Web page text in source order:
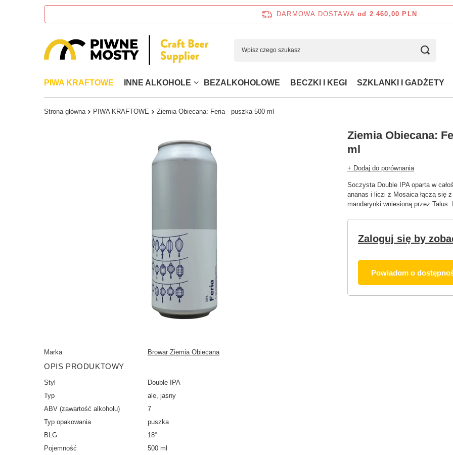
DARMOWA DOSTAWA od 2 460,00 PLN
PIWA KRAFTOWE INNE ALKOHOLE BEZALKOHOLOWE BECZKI I KEGI SZKLANKI I GADŻETY
Strona główna PIWA KRAFTOWE Ziemia Obiecana: Feria - puszka 500 ml
Ziemia Obiecana:
ml
+ Dodaj do porównania
Soczysta Double IPA oparta w
ananas i liczi z Mosaica łączą się
mandarynki wniesioną przez
Zaloguj się by
Powiadom o
Marka Browar Ziemia Obiecana
OPIS PRODUKTOWY
Styl
Double IPA
Typ
ale, jasny
ABV (zawartość alkoholu)
7
Typ opakowania
puszka
BLG
18°
Pojemność
500 ml